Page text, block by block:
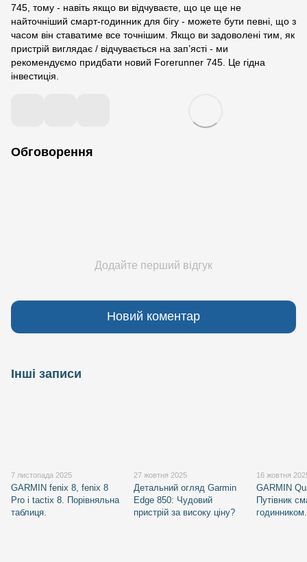
745, тому - навіть якщо ви відчуваєте, що це ще не
найточніший смарт-годинник для бігу - можете бути певні, що з
часом він ставатиме все точнішим. Якщо ви задоволені тим, як
пристрій виглядає / відчувається на зап’ясті - ми
рекомендуємо придбати новий Forerunner 745. Це гідна
інвестиція.
Обговорення
Додайте перший відгук
Новий коментар
Інші записи
7 листопада 2025
GARMIN fenix 8, fenix 8
Pro і tactix 8. Порівняльна
таблиця.
27 жовтня 2025
Детальний огляд Garmin
Edge 850: Чудовий
пристрій за високу ціну?
16 жовтня
GARMIN
Путівник
годинником.